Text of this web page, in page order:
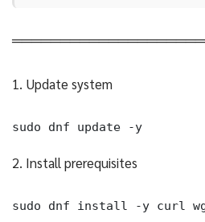
1. Update system
sudo dnf update -y
2. Install prerequisites
sudo dnf install -y curl